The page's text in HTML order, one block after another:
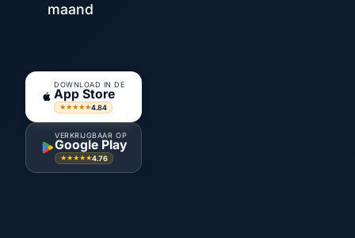
maand
DOWNLOAD IN DE
App Store
★★★★★4.84
VERKRIJGBAAR OP
Google Play
★★★★★4.76